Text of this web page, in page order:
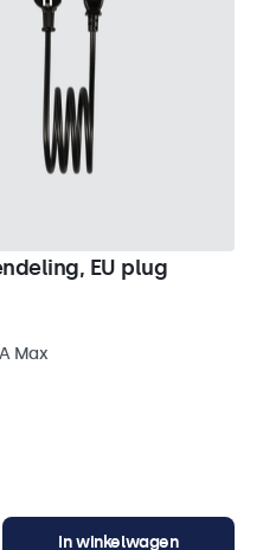
EU plug
Max
In winkelwagen